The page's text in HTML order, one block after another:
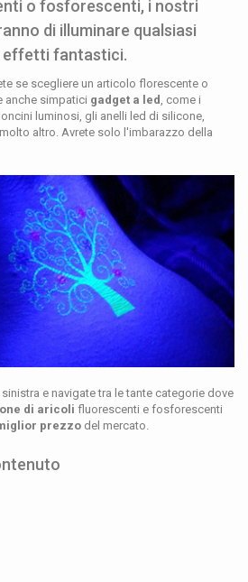
o fosforescenti, i nostri
di illuminare qualsiasi
effetti fantastici.
se scegliere un articolo florescente o
anche simpatici gadget a led
, come i
luminosi, gli anelli led di silicone,
altro. Avrete solo l'imbarazzo della
e navigate tra le tante categorie dove
di aricoli fluorescenti e fosforescenti
prezzo del mercato.